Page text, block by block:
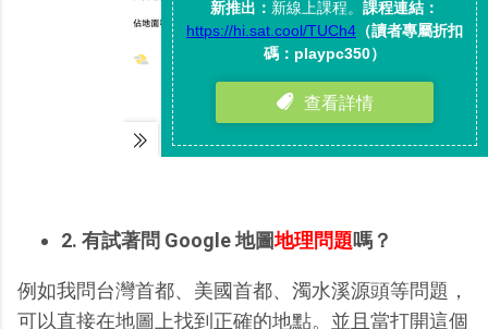
2. 有試著問 Google 地圖地理問題嗎？
例如我問台灣首都、美國首都、濁水溪源頭等問題，
可以直接在地圖上找到正確的地點。並且當打開這個